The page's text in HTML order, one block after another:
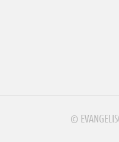
©